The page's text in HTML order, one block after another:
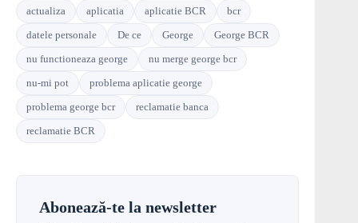
actualiza aplicatia aplicatie BCR
bcr
datele personale
De ce George
George BCR
nu functioneaza george
nu merge george bcr
nu-mi pot
problema aplicatie george
problema george bcr
reclamatie banca
reclamatie BCR
Abonează-te la newsletter